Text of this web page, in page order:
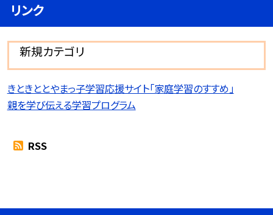
リンク
新規カテゴリ
きときととやまっ子学習応援サイト「家庭学習のすすめ」
親を学び伝える学習プログラム
RSS